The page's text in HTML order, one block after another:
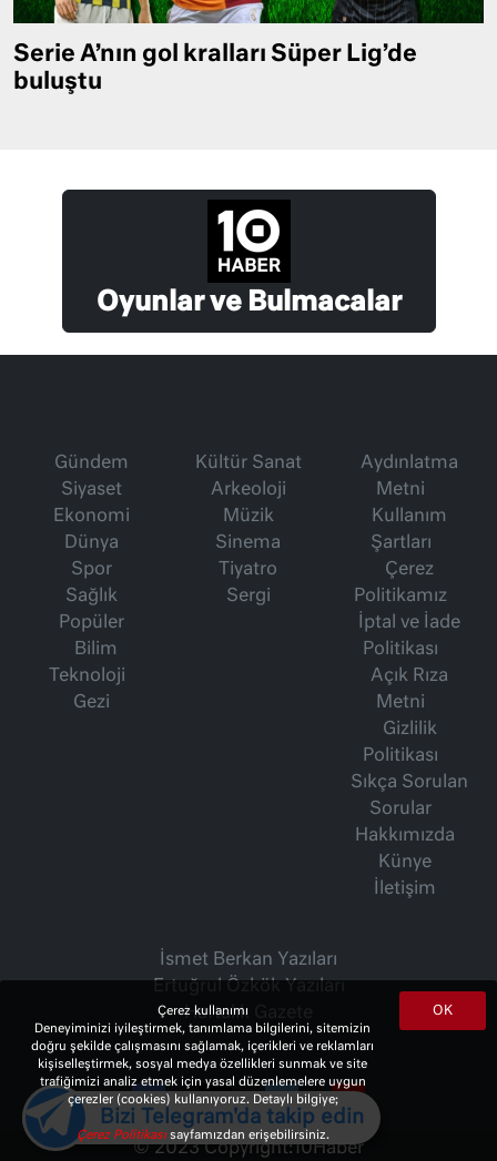
Serie A’nın gol kralları Süper Lig’de
buluştu
Oyunlar ve Bulmacalar
Gündem
Siyaset
Ekonomi
Dünya
Spor
Sağlık
Popüler
Bilim
Teknoloji
Gezi
Kültür Sanat
Arkeoloji
Müzik
Sinema
Tiyatro
Sergi
Aydınlatma
Metni
Kullanım
Şartları
Çerez
Politikamız
İptal ve İade
Politikası
Açık Rıza
Metni
Gizlilik
Politikası
Sıkça Sorulan
Sorular
Hakkımızda
Künye
İletişim
İsmet Berkan Yazıları
Haftalık Gazete
© 2023 Copyright:10Haber
OK
Çerez kullanımı
Deneyiminizi iyileştirmek, tanımlama bilgilerini, sitemizin
doğru şekilde çalışmasını sağlamak, içerikleri ve reklamları
kişiselleştirmek, sosyal medya özellikleri sunmak ve site
trafiğimizi analiz etmek için yasal düzenlemelere uygun
çerezler (cookies) kullanıyoruz. Detaylı bilgiye;
Çerez Politikasısayfamızdan erişebilirsiniz.
Bizi Telegram'da takip edin